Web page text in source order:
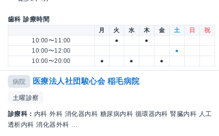
歯科 診療時間
月 火 水 木 金 土 日
祝
10:00〜11:00
●
●
10:00〜12:00
●
10:00〜20:00
● ● ●
病院 医療法人社団駿心会 稲毛病院
土曜診察
診療科： 内科 外科 消化器内科 糖尿病内科 循環器内科 腎臓内科 人工
透析内科 消化器外科 ...